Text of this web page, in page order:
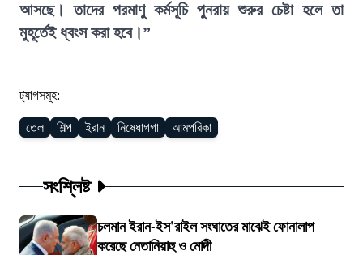
আসছে। তাদের পরমাণু কর্মসূচি পুনরায় শুরুর চেষ্টা হলে তা
মুহূর্তেই ধ্বংস করা হবে।”
ট্যাগসমূহ:
তেল শিল্প ইরান নিষেধাগগা আমপরিকা
সংশ্লিষ্ট
চলমান ইরান-ইস'রাইল সংঘাতের মাঝেই ফোনালাপ
করেছে নেতানিয়াহু ও মোদী